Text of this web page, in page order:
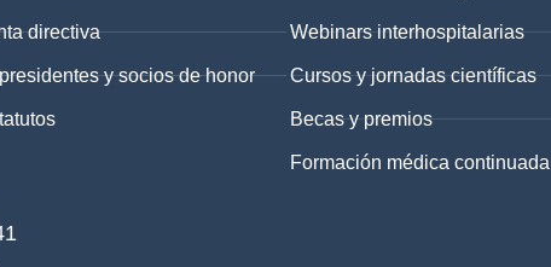
directiva
y socios de honor
Webinars interhospitalarias
Cursos y jornadas científicas
Becas y premios
Formación médica continuada